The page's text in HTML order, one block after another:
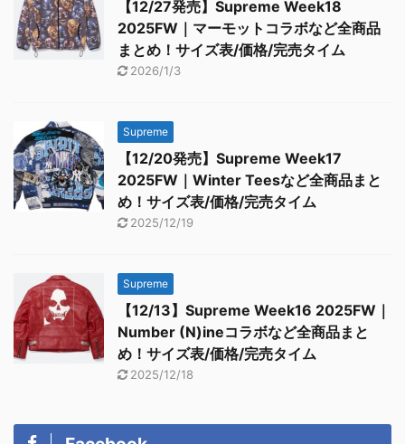
【12/27発売】Supreme Week18
2025FW｜マーモットコラボなど全商品
まとめ！サイズ表/価格/完売タイム
2026/1/3
Supreme
【12/20発売】Supreme Week17
2025FW｜Winter Teesなど全商品まと
め！サイズ表/価格/完売タイム
2025/12/19
Supreme
【12/13】Supreme Week16 2025FW｜
Number (N)ineコラボなど全商品まと
め！サイズ表/価格/完売タイム
2025/12/18